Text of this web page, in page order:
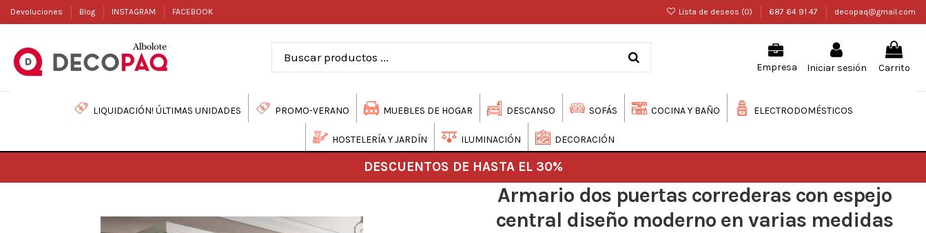
Devoluciones Blog INSTAGRAM FACEBOOK Lista de deseos (0) 687 64 91 47 decopaq@gmail.com
Empresa Iniciar sesión Carrito
LIQUIDACIÓN! ÚLTIMAS UNIDADES PROMO-VERANO MUEBLES DE HOGAR DESCANSO SOFÁS COCINA Y BAÑO ELECTRODOMÉSTICOS
HOSTELERÍA Y JARDÍN ILUMINACIÓN DECORACIÓN
DESCUENTOS DE HASTA EL 30%
Armario dos puertas correderas con espejo
central diseño moderno en varias medidas